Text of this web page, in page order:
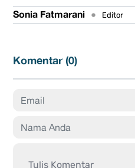
Sonia Fatmarani • Editor
Komentar (0)